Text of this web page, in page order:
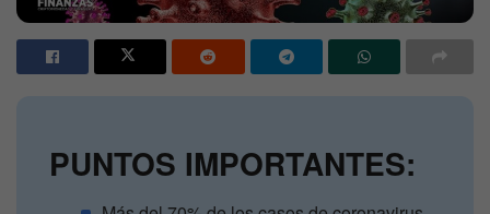
PUNTOS IMPORTANTES: